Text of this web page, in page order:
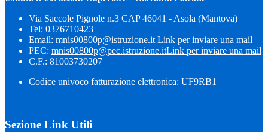
Via Saccole Pignole n.3 CAP 46041 - Asola (Mantova)
Tel: 0376710423
Email: mnis00800p@istruzione.it Link per inviare una mail
PEC: mnis00800p@pec.istruzione.itLink per inviare una mail
C.F.: 81003730207
Codice univoco fatturazione elettronica: UF9RB1
Sezione Link Utili